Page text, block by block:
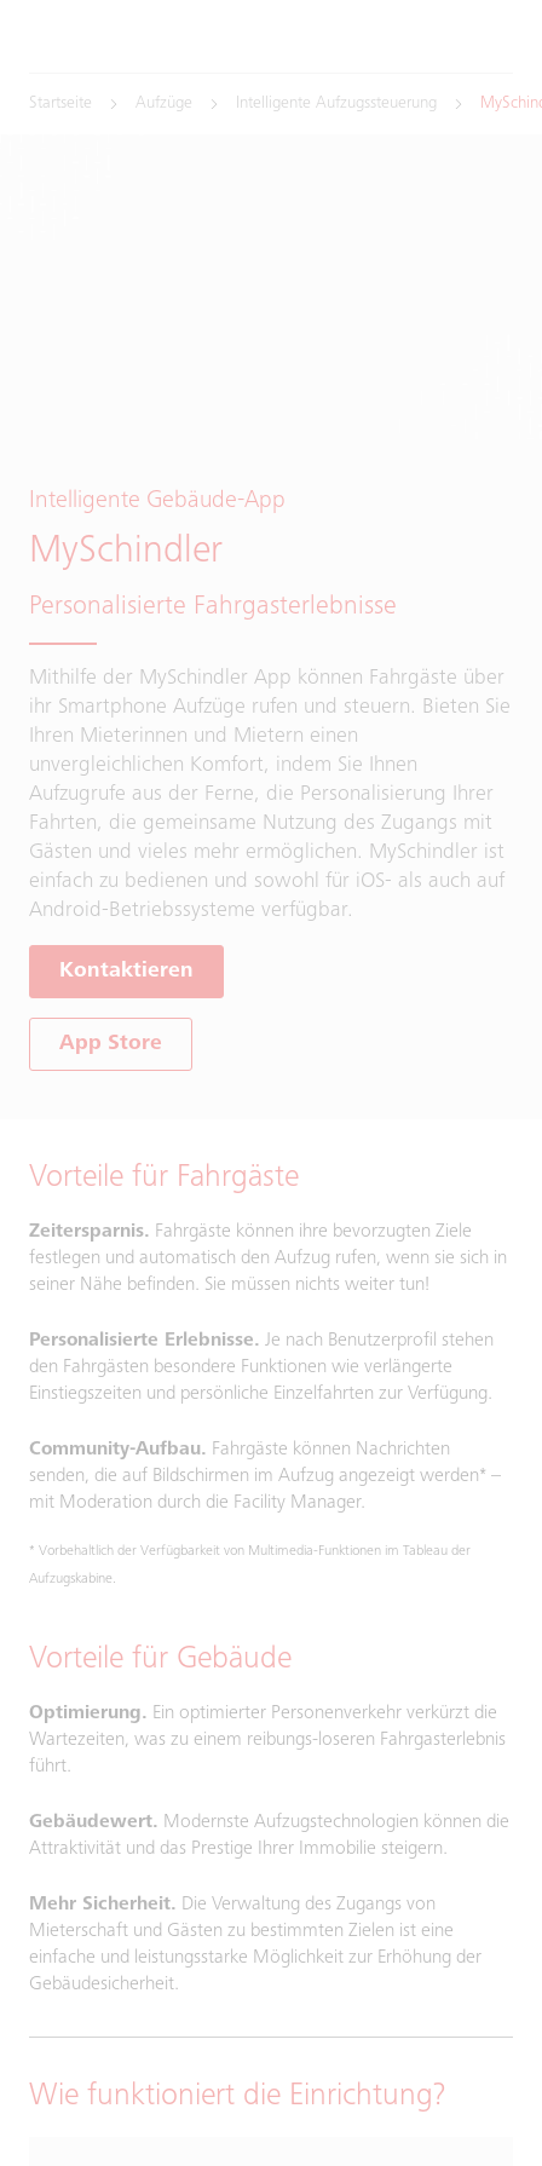
Startseite Aufzüge Intelligente Aufzugssteuerung
Intelligente Gebäude-App
MySchindler
Personalisierte Fahrgasterlebnisse
Mithilfe der MySchindler App können Fahrgäste über
ihr Smartphone Aufzüge rufen und steuern. Bieten Sie
Ihren Mieterinnen und Mietern einen
unvergleichlichen Komfort, indem Sie Ihnen
Aufzugrufe aus der Ferne, die Personalisierung Ihrer
Fahrten, die gemeinsame Nutzung des Zugangs mit
Gästen und vieles mehr ermöglichen. MySchindler ist
einfach zu bedienen und sowohl für iOS- als auch auf
Android-Betriebssysteme verfügbar.
Kontaktieren
App Store
Vorteile für Fahrgäste
Zeitersparnis. Fahrgäste können ihre bevorzugten Ziele
festlegen und automatisch den Aufzug rufen, wenn sie sich in
seiner Nähe befinden. Sie müssen nichts weiter tun!
Personalisierte Erlebnisse. Je nach Benutzerprofil stehen
den Fahrgästen besondere Funktionen wie verlängerte
Einstiegszeiten und persönliche Einzelfahrten zur Verfügung.
Community-Aufbau. Fahrgäste können Nachrichten
senden, die auf Bildschirmen im Aufzug angezeigt werden* –
mit Moderation durch die Facility Manager.
* Vorbehaltlich der Verfügbarkeit von Multimedia-Funktionen im Tableau der
Aufzugskabine.
Vorteile für Gebäude
Optimierung. Ein optimierter Personenverkehr verkürzt die
Wartezeiten, was zu einem reibungs-loseren Fahrgasterlebnis
führt.
Gebäudewert. Modernste Aufzugstechnologien können die
Attraktivität und das Prestige Ihrer Immobilie steigern.
Mehr Sicherheit. Die Verwaltung des Zugangs von
Mieterschaft und Gästen zu bestimmten Zielen ist eine
einfache und leistungsstarke Möglichkeit zur Erhöhung der
Gebäudesicherheit.
Wie funktioniert die Einrichtung?